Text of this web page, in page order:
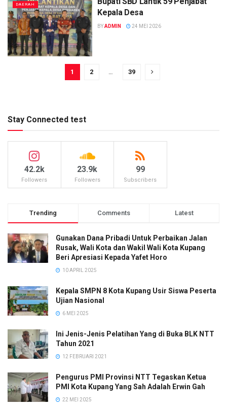
DAERAH
Kepala Desa
BYADMIN 24 MEI 2026
1 2 … 39
Stay Connected test
42.2k
Followers
23.9k
Followers
99
Subscribers
Trending Comments Latest
Gunakan Dana Pribadi Untuk Perbaikan Jalan
Rusak, Wali Kota dan Wakil Wali Kota Kupang
Beri Apresiasi Kepada Yafet Horo
10 APRIL 2025
Kepala SMPN 8 Kota Kupang Usir Siswa Peserta
Ujian Nasional
6 MEI 2025
Ini Jenis-Jenis Pelatihan Yang di Buka BLK NTT
Tahun 2021
12 FEBRUARI 2021
Pengurus PMI Provinsi NTT Tegaskan Ketua
PMI Kota Kupang Yang Sah Adalah Erwin Gah
22 MEI 2025